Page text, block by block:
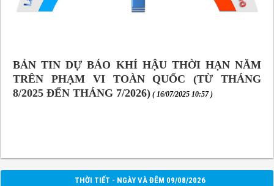
BẢN TIN DỰ BÁO KHÍ HẬU THỜI HẠN NĂM
TRÊN PHẠM VI TOÀN QUỐC (TỪ THÁNG
8/2025 ĐẾN THÁNG 7/2026) ( 16/07/2025 10:57 )
THỜI TIẾT - NGÀY VÀ ĐÊM 09/08/2026